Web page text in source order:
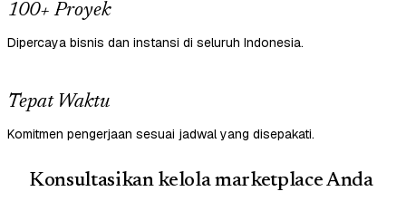
100+ Proyek
Dipercaya bisnis dan instansi di seluruh Indonesia.
Tepat Waktu
Komitmen pengerjaan sesuai jadwal yang disepakati.
Konsultasikan kelola marketplace Anda